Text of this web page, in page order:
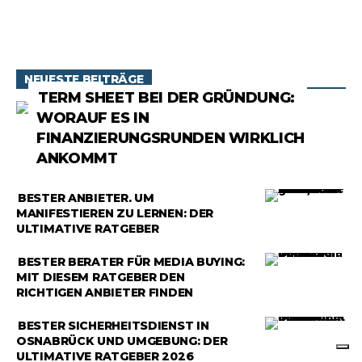
NEUESTE BEITRÄGE
TERM SHEET BEI DER GRÜNDUNG:
WORAUF ES IN
FINANZIERUNGSRUNDEN WIRKLICH
ANKOMMT
RATGEBER
BESTER ANBIETER, UM
MANIFESTIEREN ZU LERNEN: DER
ULTIMATIVE RATGEBER
RATGEBER
BESTER BERATER FÜR MEDIA BUYING:
MIT DIESEM RATGEBER DEN
RICHTIGEN ANBIETER FINDEN
RATGEBER
BESTER SICHERHEITSDIENST IN
OSNABRÜCK UND UMGEBUNG: DER
ULTIMATIVE RATGEBER 2026